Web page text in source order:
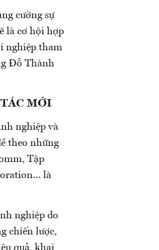
cường sự
là cơ hội hợp
nghiệp tham
Đỗ Thành
MỚI
nghiệp và
theo những
Tập
là
nghiệp do
chiến lược,
quả, khai